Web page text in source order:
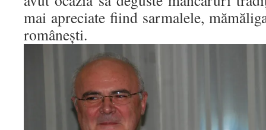
mai apreciate fiind sarmalele,
românești.